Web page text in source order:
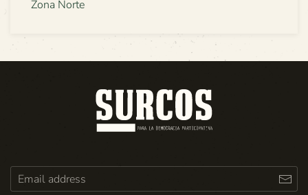
Zona Norte